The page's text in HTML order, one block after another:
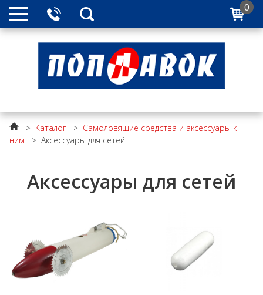
0
> Каталог > Самоловящие средства и аксессуары к
ним
> Аксессуары для сетей
Аксессуары для сетей